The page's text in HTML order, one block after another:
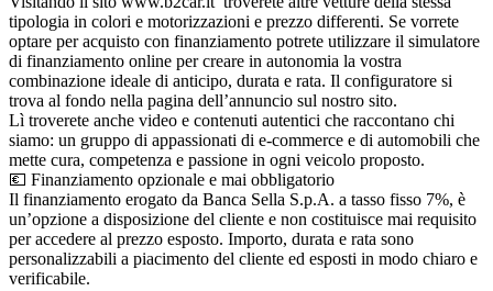
tipologia in colori e motorizzazioni e prezzo differenti. Se vorrete
optare per acquisto con finanziamento potrete utilizzare il simulatore
di finanziamento online per creare in autonomia la vostra
combinazione ideale di anticipo, durata e rata. Il configuratore si
trova al fondo nella pagina dell’annuncio sul nostro sito.
Lì troverete anche video e contenuti autentici che raccontano chi
siamo: un gruppo di appassionati di e-commerce e di automobili che
mette cura, competenza e passione in ogni veicolo proposto.
💶 Finanziamento opzionale e mai obbligatorio
Il finanziamento erogato da Banca Sella S.p.A. a tasso fisso 7%, è
un’opzione a disposizione del cliente e non costituisce mai requisito
per accedere al prezzo esposto. Importo, durata e rata sono
personalizzabili a piacimento del cliente ed esposti in modo chiaro e
verificabile.